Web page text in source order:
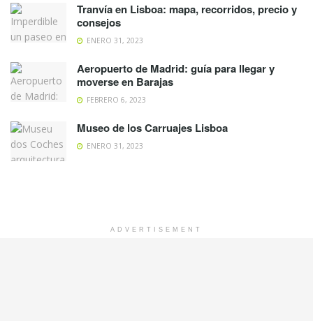
Tranvía en Lisboa: mapa, recorridos, precio y
consejos
ENERO 31, 2023
Aeropuerto de Madrid: guía para llegar y
moverse en Barajas
FEBRERO 6, 2023
Museo de los Carruajes Lisboa
ENERO 31, 2023
ADVERTISEMENT